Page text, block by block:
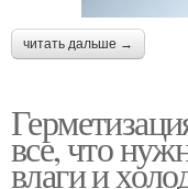
читать дальше →
все, что
влаги и